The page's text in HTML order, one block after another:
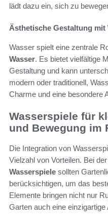
lädt dazu ein, sich zu
Ästhetische Gestaltung mit
Wasser spielt eine zentrale
Wasser. Es bietet vielfältige
Gestaltung und kann
modern oder traditionell,
Charme und eine besondere
Wasserspiele für
und Bewegung im
Die Integration von
Vielzahl von Vorteilen. Bei
Wasserspiele sollten
berücksichtigen, um das
Elemente bringen nicht nur
Garten auch eine einzigartige